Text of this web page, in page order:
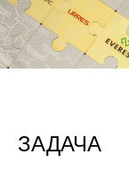
ЗАДАЧА